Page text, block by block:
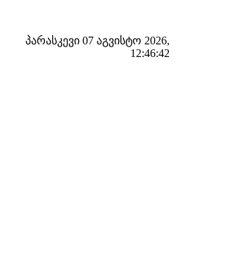
პარასკევი 07 აგვისტო 2026,
12:46:43